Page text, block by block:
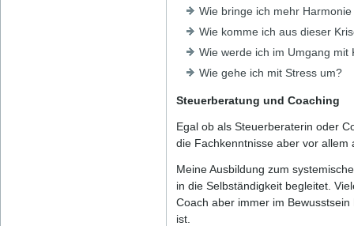
Wie bringe ich mehr
Wie komme ich aus dieser
Wie werde ich im Umgang mit
Wie gehe ich mit Stress um?
Steuerberatung und Coaching
Egal ob als Steuerberaterin oder
die Fachkenntnisse aber vor allem
Meine Ausbildung zum
in die Selbständigkeit begleitet.
Coach aber immer im
ist.